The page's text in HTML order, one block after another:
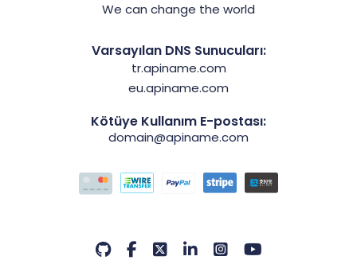
We can change the world
Varsayılan DNS Sunucuları:
tr.apiname.com
eu.apiname.com
Kötüye Kullanım E-postası:
domain@apiname.com